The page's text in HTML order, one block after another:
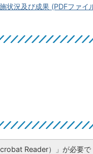
状況及び成果 (PDFファイ
Reader）」が必要で